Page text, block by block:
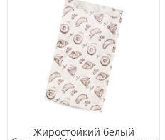
Жиростойкий белый